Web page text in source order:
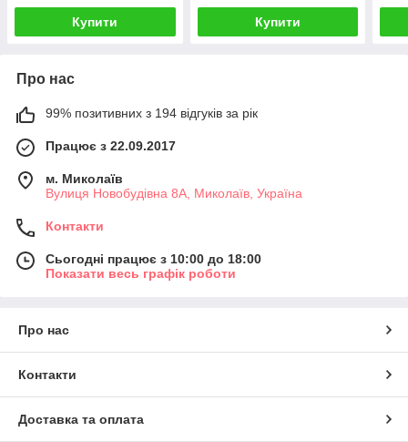
Купити Купити
Про нас
99% позитивних з 194 відгуків за рік
Працює з 22.09.2017
м. Миколаїв
Вулиця Новобудівна 8А, Миколаїв, Україна
Контакти
Сьогодні працює з 10:00 до 18:00
Показати весь графік роботи
Про нас
Контакти
Доставка та оплата